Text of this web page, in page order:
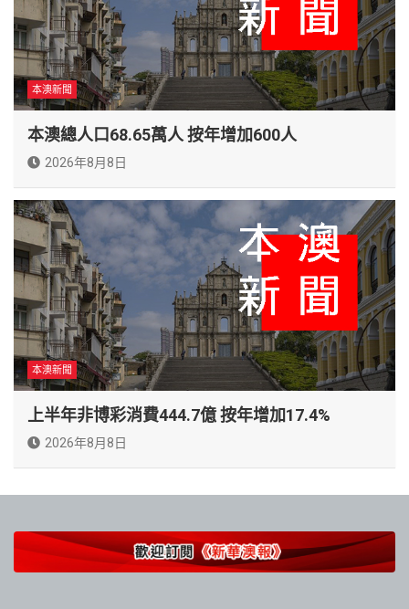
本澳新聞
本澳總人口68.65萬人 按年增加600人
2026年8月8日
本澳新聞
上半年非博彩消費444.7億 按年增加17.4%
2026年8月8日